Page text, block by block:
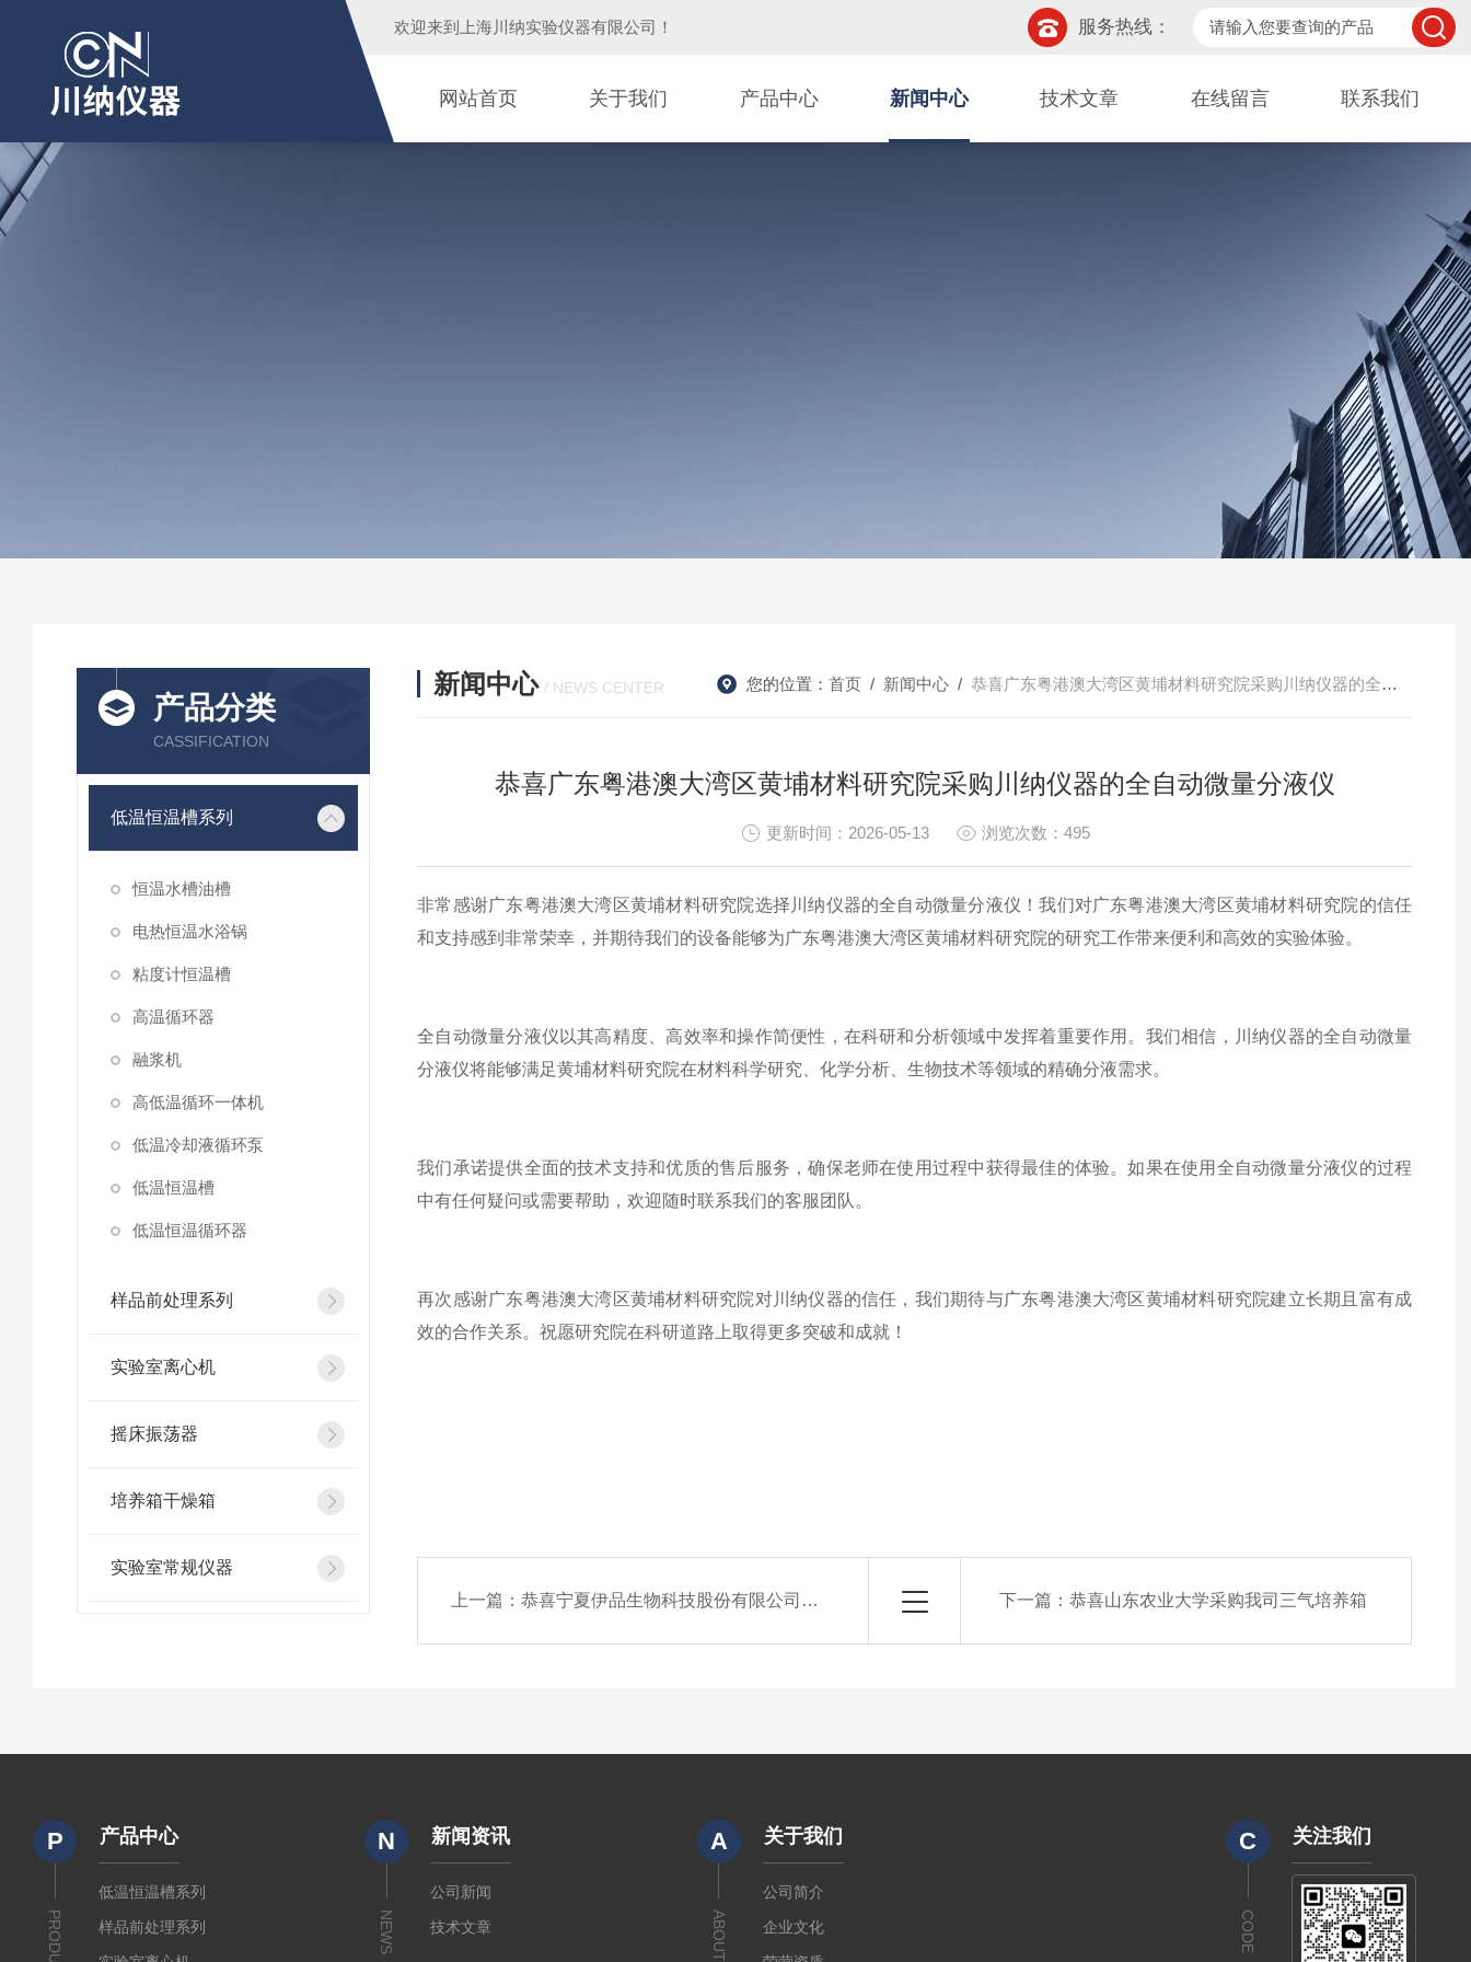
欢迎来到 上海川纳实验仪器有限公司 ！ 服务热线：
网站首页 关于我们 产品中心 新闻中心 技术文章 在线留言 联系我们
产品分类
CASSIFICATION
低温恒温槽系列
恒温水槽油槽
电热恒温水浴锅
粘度计恒温槽
高温循环器
融浆机
高低温循环一体机
低温冷却液循环泵
低温恒温槽
低温恒温循环器
样品前处理系列
实验室离心机
摇床振荡器
培养箱干燥箱
实验室常规仪器
新闻中心 / NEWS CENTER 您的位置： 首页/ 新闻中心/ 恭喜广东粤港澳大湾区黄埔材料研究院采购川纳仪器的全自动微量分液仪
恭喜广东粤港澳大湾区黄埔材料研究院采购川纳仪器的全自动微量分液仪
更新时间：2026-05-13 浏览次数：495
非常感谢广东粤港澳大湾区黄埔材料研究院选择川纳仪器的全自动微量分液仪！我们对广东粤港澳大湾区黄埔材料研究院的信任
和支持感到非常荣幸，并期待我们的设备能够为广东粤港澳大湾区黄埔材料研究院的研究工作带来便利和高效的实验体验。
全自动微量分液仪以其高精度、高效率和操作简便性，在科研和分析领域中发挥着重要作用。我们相信，川纳仪器的全自动微量
分液仪将能够满足黄埔材料研究院在材料科学研究、化学分析、生物技术等领域的精确分液需求。
我们承诺提供全面的技术支持和优质的售后服务，确保老师在使用过程中获得最佳的体验。如果在使用全自动微量分液仪的过程
中有任何疑问或需要帮助，欢迎随时联系我们的客服团队。
再次感谢广东粤港澳大湾区黄埔材料研究院对川纳仪器的信任，我们期待与广东粤港澳大湾区黄埔材料研究院建立长期且富有成
效的合作关系。祝愿研究院在科研道路上取得更多突破和成就！
上一篇：恭喜宁夏伊品生物科技股份有限公司采购川纳仪器的叠加式生化培养箱 下一篇： 恭喜山东农业大学采购我司三气培养箱
P 产品中心
低温恒温槽系列
样品前处理系列
N
NEWS
新闻资讯
公司新闻
技术文章
A 关于我们
公司简介
企业文化
C
CODE
关注我们